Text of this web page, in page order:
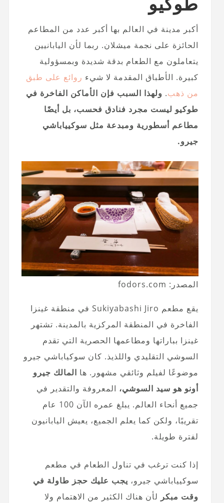
أكبر مدينة في العالم بها أكبر عدد من المطاعم
الحائزة على نجمة ميشلان. ربما لأن اليابانيين
يتعاملون مع الطعام بدقة شديدة وبمسؤولية
كبيرة. الأطباق المقدمة لا شيء روائع على طبق
من ذهب. ولهذا السبب فإن الأماكن الفاخرة في
طوكيو ليست مجرد فنادق فحسب، بل أيضًا
مطاعم أسطورية ومبدعة مثل سوكيياباشي
جيرو.
المصدر: fodors.com
يقع مطعم Sukiyabashi Jiro في منطقة غينزا
الفاخرة في المنطقة المركزية بالمدينة. تشتهر
غينزا بباراتها ومطاعمها الحصرية التي تقدم
السوشي التقليدي واللذيذ. كان سوكياباشي جيرو
موضوعًا لفيلم وثائقي مشهور. ها المالك جيرو
أونو هو سيد السوشي، المعروفة والتقدير في
جميع أنحاء العالم. يبلغ عمره الآن 100 عام
تقريبًا، ولكن كما يعلم الجميع، يعيش اليابانيون
لفترة طويلة.
إذا كنت ترغب في تناول الطعام في مطعم
سوكيياباشي جيرو، يجب عليك حجز طاولة في
وقت مبكر لأن هناك الكثير من الاهتمام ولا